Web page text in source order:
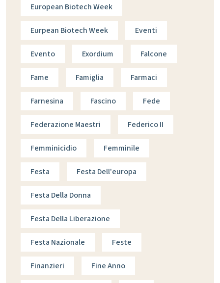
European Biotech Week
Eurpean Biotech Week Eventi
Evento Exordium Falcone
Fame Famiglia Farmaci
Farnesina Fascino Fede
Federazione Maestri Federico II
Femminicidio Femminile
Festa Festa Dell'europa
Festa Della Donna
Festa Della Liberazione
Festa Nazionale Feste
Finanzieri Fine Anno